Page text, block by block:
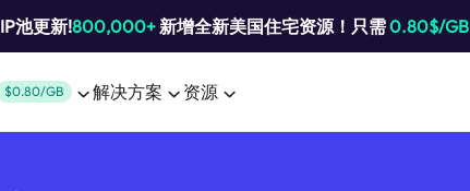
IP池更新!800,000+新增全新美国住宅资源！只需0.80$/GB
$0.80/GB 解决方案 资源